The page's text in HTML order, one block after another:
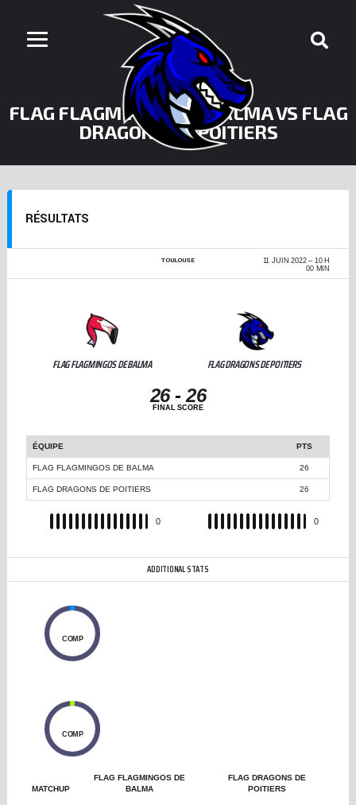
FLAG FLAGMINGOS DE BALMA VS FLAG
DRAGONS DE POITIERS
RÉSULTATS
TOULOUSE 11 JUIN 2022
10 H
00 MIN
FLAG FLAGMINGOS DE BALMA FLAG DRAGONS DE POITIERS
26- 26
FINAL SCORE
ÉQUIPE PTS
FLAG FLAGMINGOS DE BALMA 26
FLAG DRAGONS DE POITIERS 26
0 0
ADDITIONAL STATS
COMP
COMP
MATCHUP
FLAG FLAGMINGOS DE
BALMA
FLAG DRAGONS DE
POITIERS